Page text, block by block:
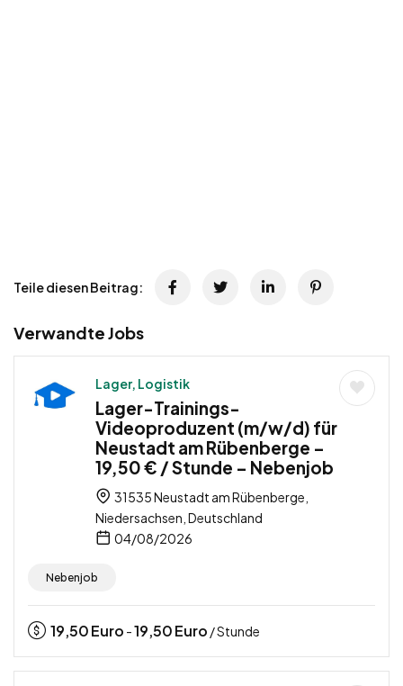
Teile diesen Beitrag:
Verwandte Jobs
Lager, Logistik
Lager-Trainings-
Videoproduzent (m/w/d) für
Neustadt am Rübenberge –
19,50 € / Stunde – Nebenjob
31535 Neustadt am Rübenberge,
Niedersachsen, Deutschland
04/08/2026
Nebenjob
19,50Euro -19,50Euro / Stunde